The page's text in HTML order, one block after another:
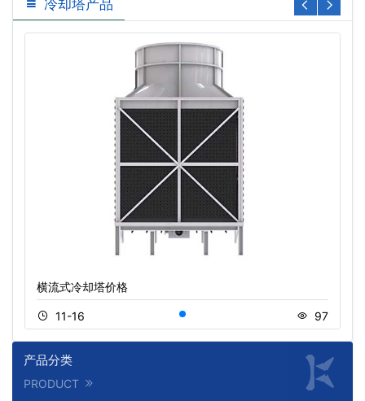
冷却塔产品
横流式冷却塔价格
11-16 97
产品分类
PRODUCT